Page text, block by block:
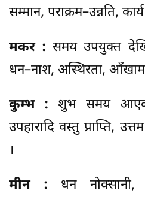
सम्मान, पराक्रम–उन्नति,
मकर :समय उपयुक्त
धन–नाश, अस्थिरता,
कुम्भ : शुभ समय आएको
उपहारादि वस्तु प्राप्ति,
।
मीन : धन नोक्सानी,